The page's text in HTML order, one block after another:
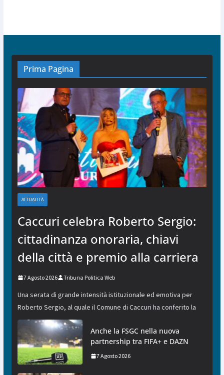
Prima Pagina
ATTUALITÀ
Caccuri celebra Roberto Sergio:
cittadinanza onoraria, chiavi
della città e premio alla carriera
7 Agosto 2026 Tribuna Politica Web
Una serata di grande intensità istituzionale ed emotiva per
Roberto Sergio, al quale il Comune di Caccuri ha conferito la
Anche la FSGC nella nuova
partnership tra FIFA+ e DAZN
7 Agosto 2026